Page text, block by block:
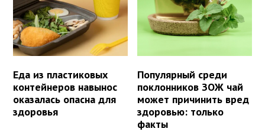
Еда из пластиковых
контейнеров навынос
оказалась опасна для
здоровья
Популярный среди
поклонников ЗОЖ чай
может причинить вред
здоровью: только
факты